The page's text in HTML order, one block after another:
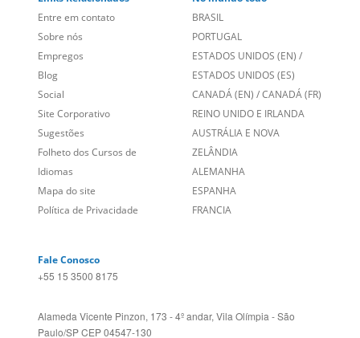
Links Relacionados
Entre em contato
Sobre nós
Empregos
Blog
Social
Site Corporativo
Sugestões
Mapa do site
No mundo todo
BRASIL
PORTUGAL
ESTADOS UNIDOS (EN)
ESTADOS UNIDOS (ES)
CANADÁ (EN)
REINO UNIDO E IRLANDA
AUSTRÁLIA E NOVA